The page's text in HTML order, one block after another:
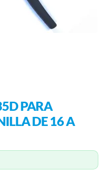
PARA
DE 16 A